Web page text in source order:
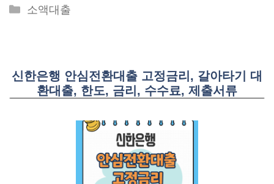
Categories
소액대출
신한은행 안심전환대출 고정금리, 갈아타기 대
환대출, 한도, 금리, 수수료, 제출서류